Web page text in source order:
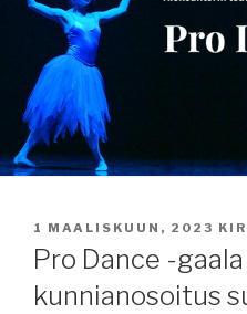
JULKAISTU
1 MAALISKUUN, 2023
Pro Dance -
kunnianosoitus